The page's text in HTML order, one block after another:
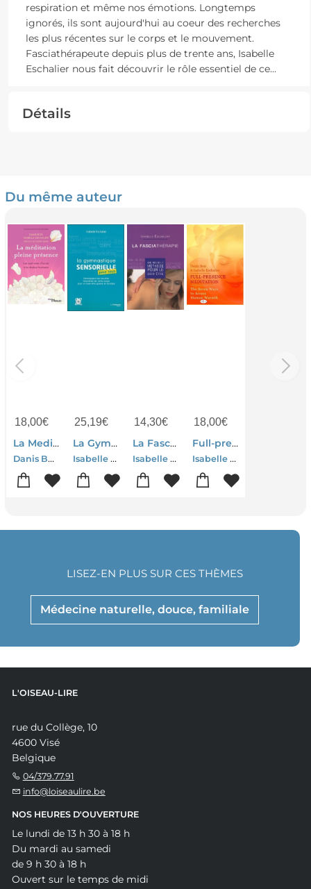
respiration et même nos émotions. Longtemps
ignorés, ils sont aujourd'hui au coeur des recherches
les plus récentes sur le corps et le mouvement.
Fasciathérapeute depuis plus de trente ans, Isabelle
Eschalier nous fait découvrir le rôle essentiel de ce...
Détails
Du même auteur
18,00€
La Meditation Pleine Presence ; Les Sept Voies D'acces A La Chaleur Humaine
Danis Bois-Isabelle Eschalier
25,19€
La Gymnastique Sensorielle Pour Tous ; Developpez Les Facultes Naturelles De Votre Corps Pour Un Bien-etre Global Et Durable
Isabelle Eschalier
14,30€
La Fasciatherapie
Isabelle Eschalier
18,00€
Full-presence Meditation
Isabelle Eschalier Danis Bois
Médecine naturelle, douce, familiale
LISEZ-EN PLUS SUR CES THÈMES
L'OISEAU-LIRE
rue du Collège, 10
4600 Visé
Belgique
04/379.77.91
info@loiseaulire.be
NOS HEURES D'OUVERTURE
Le lundi de 13 h 30 à 18 h
Du mardi au samedi
de 9 h 30 à 18 h
Ouvert sur le temps de midi